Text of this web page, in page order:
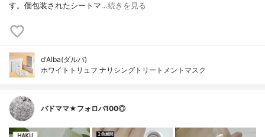
す。個包装されたシートマ…続きを見る
d'Alba(ダルバ)
ホワイトトリュフ ナリシングトリートメントマスク
バドママ★フォロバ100◎